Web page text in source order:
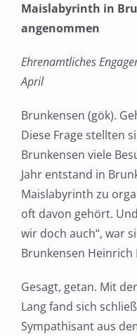
Maislabyrinth in
angenommen
Ehrenamtliches
April
Brunkensen (gök).
Diese Frage stellten
Brunkensen viele
Jahr entstand in
Maislabyrinth zu
oft davon gehört.
wir doch auch“, war
Brunkensen
Gesagt, getan. Mit
Lang fand sich
Sympathisant aus